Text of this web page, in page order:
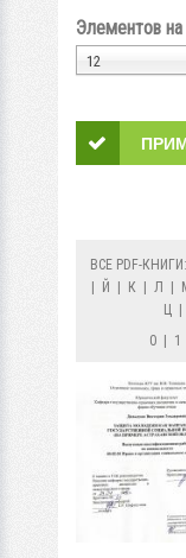
Элементов на
12
ВСЕ PDF-КНИГИ:
Й К Л
Ц
0
1